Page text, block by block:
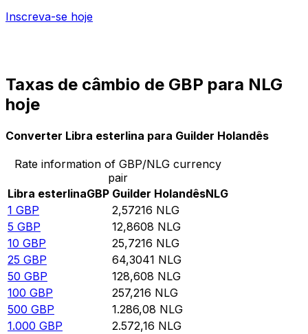
Inscreva-se hoje
Taxas de câmbio de GBP para NLG
hoje
Converter Libra esterlina para Guilder Holandês
Rate information of GBP/NLG currency
pair
Libra esterlinaGBP Guilder HolandêsNLG
1 GBP 2,57216 NLG
5 GBP 12,8608 NLG
10 GBP 25,7216 NLG
25 GBP 64,3041 NLG
50 GBP 128,608 NLG
100 GBP 257,216 NLG
500 GBP 1.286,08 NLG
1.000 GBP 2.572,16 NLG